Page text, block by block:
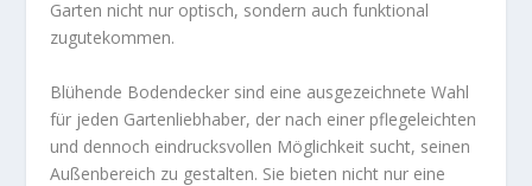
Garten nicht nur optisch, sondern auch funktional
zugutekommen.
Blühende Bodendecker sind eine ausgezeichnete Wahl
für jeden Gartenliebhaber, der nach einer pflegeleichten
und dennoch eindrucksvollen Möglichkeit sucht, seinen
Außenbereich zu gestalten. Sie bieten nicht nur eine